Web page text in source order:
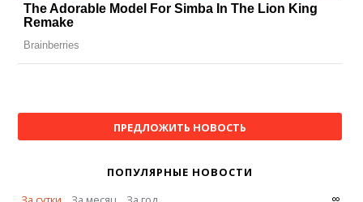
ПРЕДЛОЖИТЬ НОВОСТЬ
ПОПУЛЯРНЫЕ НОВОСТИ